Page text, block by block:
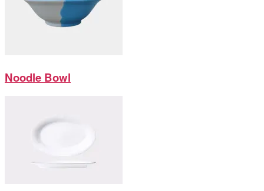
Noodle Bowl